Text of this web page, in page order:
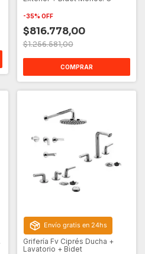
-35% OFF
$816.778,00
$1.256.581,00
COMPRAR
Envío gratis en 24hs
Grifería Fv Ciprés Ducha +
Lavatorio + Bidet